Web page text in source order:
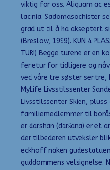
viktig for oss. Aliquam ac
lacinia. Sadomasochister
grad ut til å ha akseptert
(Breslow, 1999). KUN 4
TUR!) Begge turene er en
ferietur for tidligere og
ved våre tre søster sentre,
MyLife Livsstilssenter
Livsstilssenter Skien,
familiemedlemmer til
er darshan (darśana) er et
der tilbederen utveksler
eckhoff naken
guddommens velsignelse.